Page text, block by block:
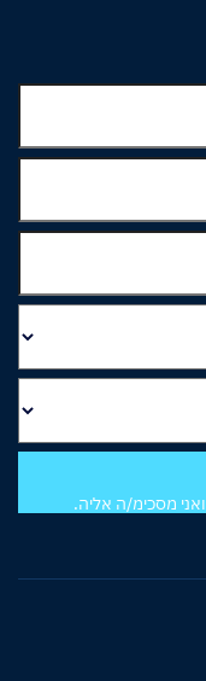
ואני מסכימ/ה אליה.